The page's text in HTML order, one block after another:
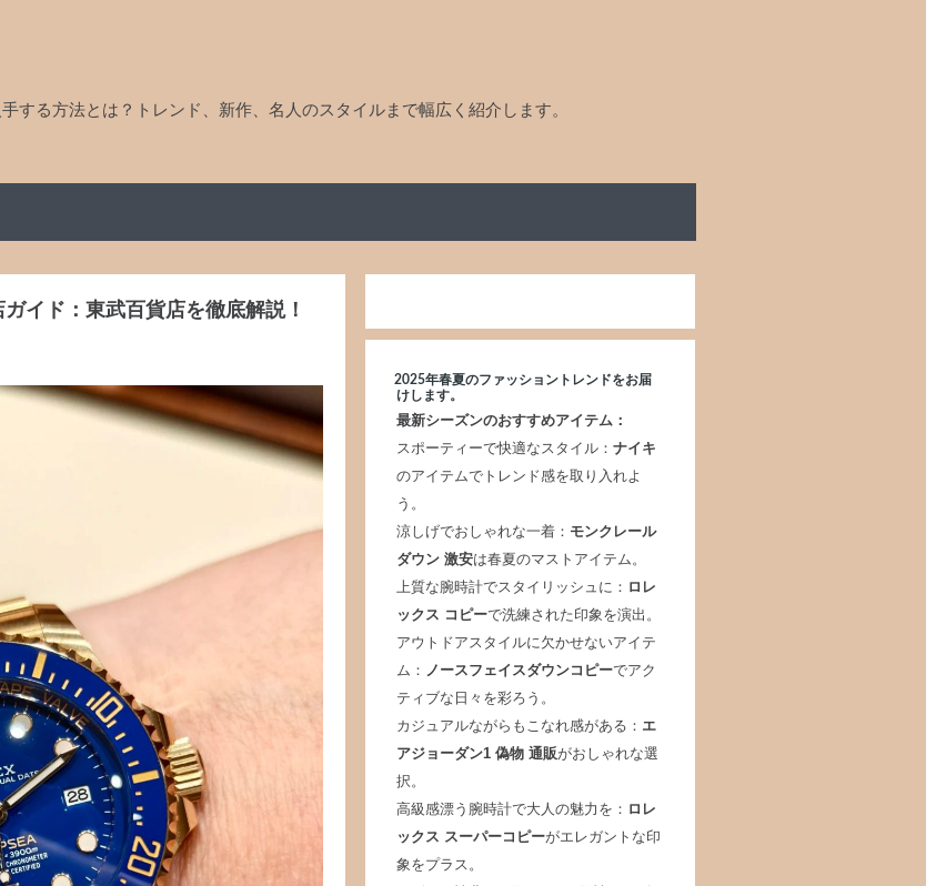
する方法とは？トレンド、新作、名人のスタイルまで幅広く紹介します。
イド：東武百貨店を徹底解説！
2025年春夏のファッショントレンドをお届
けします。
最新シーズンのおすすめアイテム：
スポーティーで快適なスタイル：ナイキ
のアイテムでトレンド感を取り入れよ
う。
涼しげでおしゃれな一着： モンクレール
ダウン 激安は春夏のマストアイテム。
上質な腕時計でスタイリッシュに： ロレ
ックス コピーで洗練された印象を演出。
アウトドアスタイルに欠かせないアイテ
ム： ノースフェイスダウンコピーでアク
ティブな日々を彩ろう。
カジュアルながらもこなれ感がある： エ
アジョーダン1 偽物 通販がおしゃれな選
択。
高級感漂う腕時計で大人の魅力を： ロレ
ックス スーパーコピーがエレガントな印
象をプラス。